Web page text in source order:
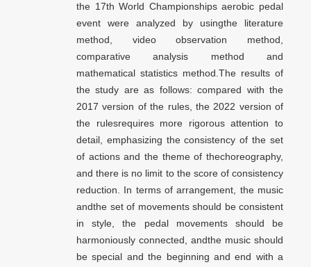
the 17th World Championships aerobic pedal
event were analyzed by usingthe literature
method, video observation method,
comparative analysis method and
mathematical statistics method.The results of
the study are as follows: compared with the
2017 version of the rules, the 2022 version of
the rulesrequires more rigorous attention to
detail, emphasizing the consistency of the set
of actions and the theme of thechoreography,
and there is no limit to the score of consistency
reduction. In terms of arrangement, the music
andthe set of movements should be consistent
in style, the pedal movements should be
harmoniously connected, andthe music should
be special and the beginning and end with a